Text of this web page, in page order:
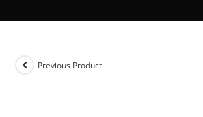
Previous Product